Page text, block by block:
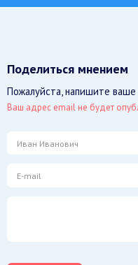
Поделиться мнением
Пожалуйста, напишите
Ваш адрес email не будет